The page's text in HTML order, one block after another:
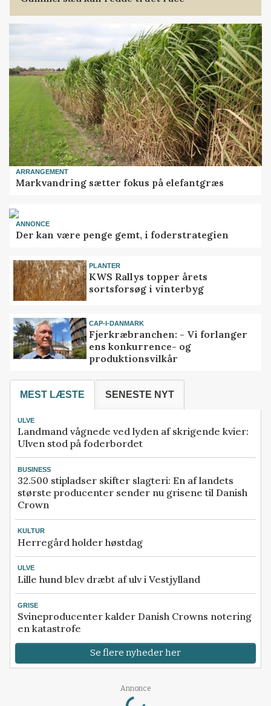
ARRANGEMENT
Markvandring sætter fokus på elefantgræs
ANNONCE
Der kan være penge gemt, i foderstrategien
PLANTER
KWS Rallys topper årets
sortsforsøg i vinterbyg
CAP-I-DANMARK
Fjerkræbranchen: - Vi forlanger
ens konkurrence- og
produktionsvilkår
MEST LÆSTE SENESTE NYT
ULVE
Landmand vågnede ved lyden af skrigende kvier:
Ulven stod på foderbordet
BUSINESS
32.500 stipladser skifter slagteri: En af landets
største producenter sender nu grisene til Danish
Crown
KULTUR
Herregård holder høstdag
ULVE
Lille hund blev dræbt af ulv i Vestjylland
GRISE
Svineproducenter kalder Danish Crowns notering
en katastrofe
Se flere nyheder her
Annonce
Loading...